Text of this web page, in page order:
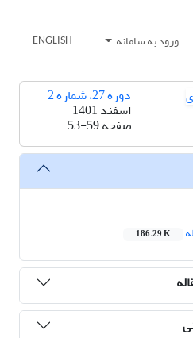
ورود به سامانه ENGLISH
دوره 27، شماره 2
اسفند 1401
صفحه53-59
186.29 K